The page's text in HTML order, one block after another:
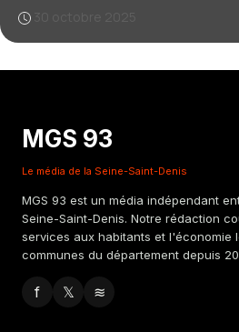
MGS 93
Le média de la Seine-Saint-Denis
MGS 93 est un média indépendant
Seine-Saint-Denis. Notre rédaction
services aux habitants et l'économie
communes du département depuis
f 𝕏 ≋